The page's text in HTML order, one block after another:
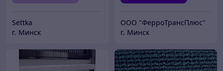
Settka
г. Минск
ООО "ФерроТрансПлюс"
г. Минск